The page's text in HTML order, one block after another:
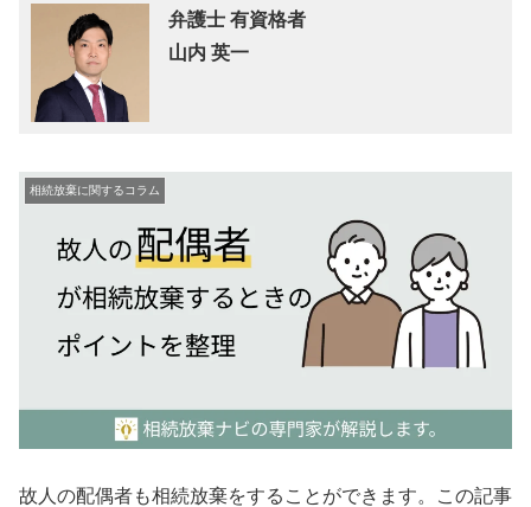
弁護士 有資格者
山内 英一
相続放棄に関するコラム
故人の配偶者も相続放棄をすることができます。この記事